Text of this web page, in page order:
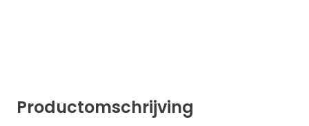
Productomschrijving